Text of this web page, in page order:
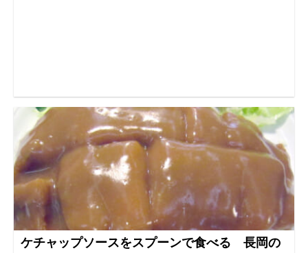
ケチャップソースをスプーンで食べる 長岡の